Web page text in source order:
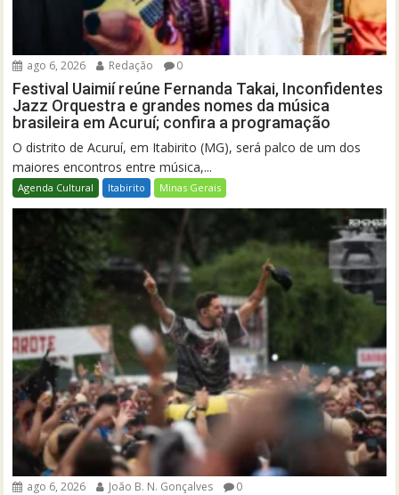
ago 6, 2026 Redação 0
Festival Uaimií reúne Fernanda Takai, Inconfidentes
Jazz Orquestra e grandes nomes da música
brasileira em Acuruí; confira a programação
O distrito de Acuruí, em Itabirito (MG), será palco de um dos
maiores encontros entre música,...
Agenda Cultural Itabirito Minas Gerais
ago 6, 2026 João B. N. Gonçalves 0